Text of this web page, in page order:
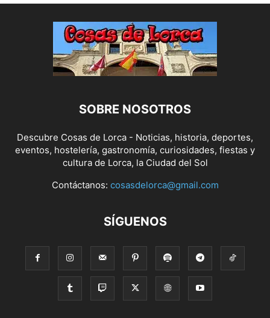
SOBRE NOSOTROS
Descubre Cosas de Lorca - Noticias, historia, deportes,
eventos, hostelería, gastronomía, curiosidades, fiestas y
cultura de Lorca, la Ciudad del Sol
Contáctanos: cosasdelorca@gmail.com
SÍGUENOS